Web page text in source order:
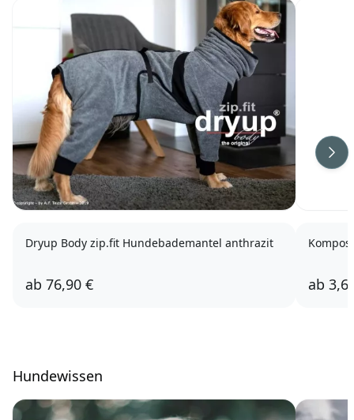
Dryup Body zip.fit Hundebademantel anthrazit
ab 76,90 € ab
Hundewissen